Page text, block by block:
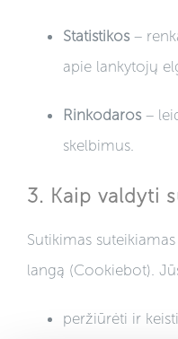
Statistikos–
apie lankytojų
Rinkodaros–
skelbimus.
3. Kaip valdyti
Sutikimas
langą (Cookiebot).
peržiūrėti ir